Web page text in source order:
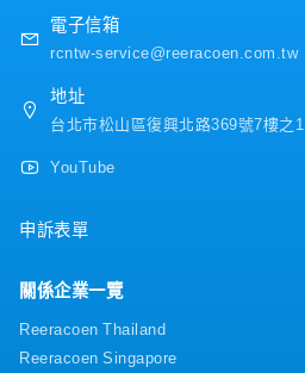
電子信箱
rcntw-service@reeracoen.com.tw
地址
台北市松山區復興北路369號7樓之1
YouTube
申訴表單
關係企業一覽
Reeracoen Thailand
Reeracoen Singapore